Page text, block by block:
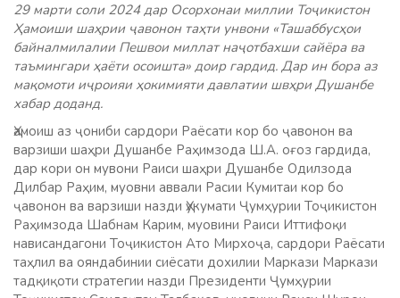
29 марти соли 2024 дар Осорхонаи миллии Тоҷикистон
Ҳамоиши шаҳрии ҷавонон таҳти унвони «Ташаббусҳои
байналмилалии Пешвои миллат наҷотбахши сайёра ва
таъмингари ҳаёти осоишта» доир гардид. Дар ин бора аз
мақомоти иҷроияи ҳокимияти давлатии швҳри Душанбе
хабар доданд.
Ҳамоиш аз ҷониби сардори Раёсати кор бо ҷавонон ва
варзиши шаҳри Душанбе Раҳимзода Ш.А. оғоз гардида,
дар кори он мувони Раиси шаҳри Душанбе Одилзода
Дилбар Раҳим, муовни аввали Расии Кумитаи кор бо
ҷавонон ва варзиши назди Ҳукумати Ҷумҳурии Тоҷикистон
Раҳимзода Шабнам Карим, муовини Раиси Иттифоқи
нависандагони Тоҷикистон Ато Мирхоҷа, сардори Раёсати
таҳлил ва ояндабинии сиёсати дохилии Маркази Маркази
тадқиқоти стратегии назди Президенти Ҷумҳурии